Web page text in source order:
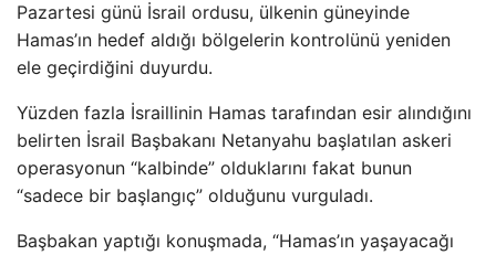
Pazartesi günü İsrail ordusu, ülkenin güneyinde
Hamas’ın hedef aldığı bölgelerin kontrolünü yeniden
ele geçirdiğini duyurdu.
Yüzden fazla İsraillinin Hamas tarafından esir alındığını
belirten İsrail Başbakanı Netanyahu başlatılan askeri
operasyonun “kalbinde” olduklarını fakat bunun
“sadece bir başlangıç” olduğunu vurguladı.
Başbakan yaptığı konuşmada, “Hamas’ın yaşayacağı